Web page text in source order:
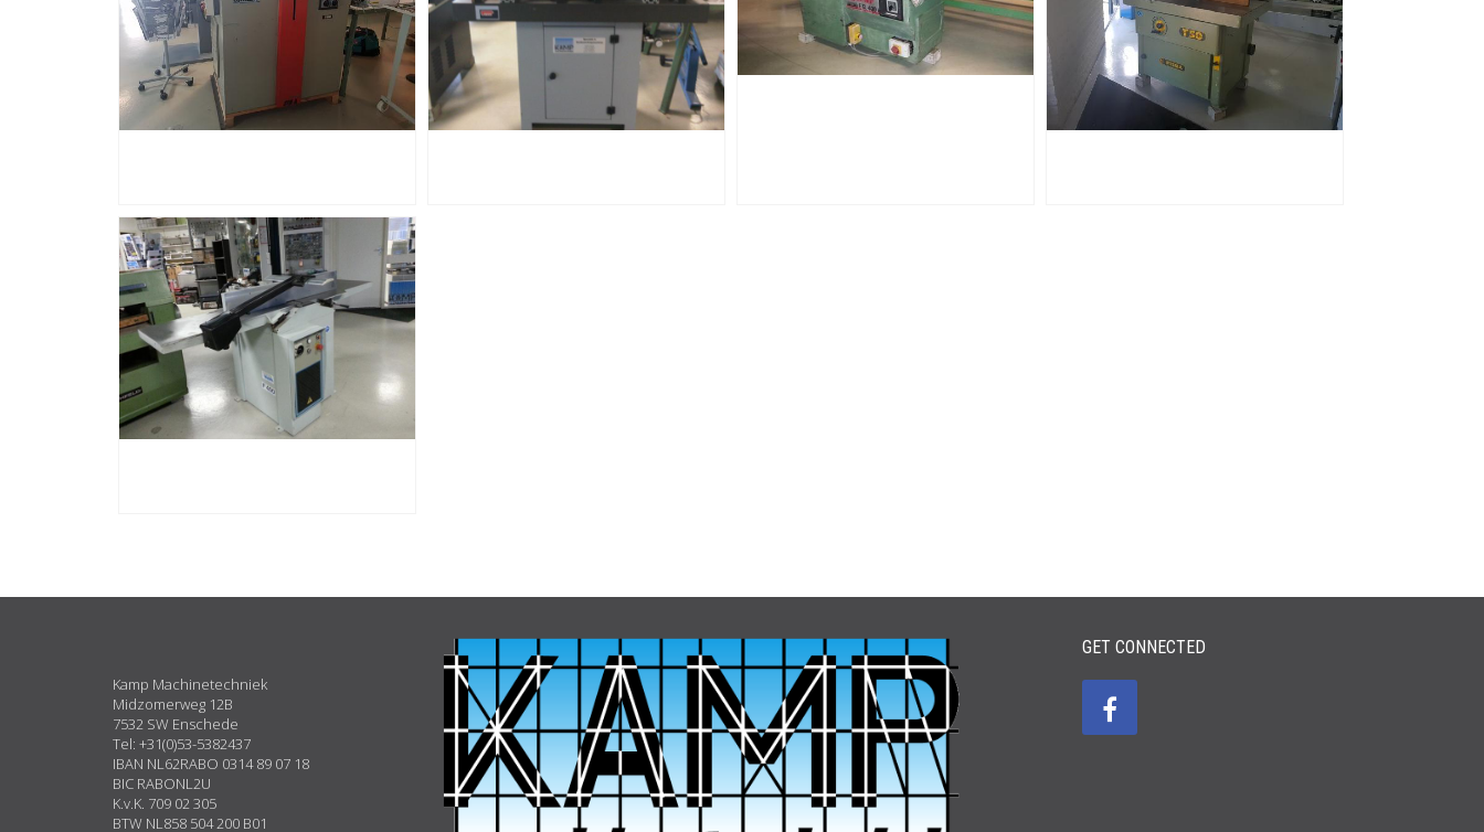
US
Kamp Machinetechniek
Midzomerweg 12B
7532 SW Enschede
Tel: +31(0)53-5382437
IBAN NL62RABO 0314 89 07 18
BIC RABONL2U
K.v.K. 709 02 305
BTW NL858 504 200 B01
GET CONNECTED